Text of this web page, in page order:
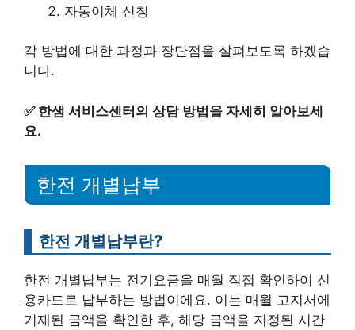
자동이체 신청
각 방법에 대한 과정과 장단점을 살펴보도록 하겠습
니다.
✅ 한샘 서비스센터의 상담 방법을 자세히 알아보세
요.
한전 개별납부
한전 개별납부란?
한전 개별납부는 전기요금을 매월 직접 확인하여 신
용카드로 납부하는 방법이에요. 이는 매월 고지서에
기재된 금액을 확인한 후, 해당 금액을 지정된 시간